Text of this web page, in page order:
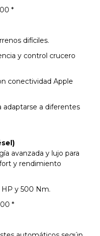
*
difíciles.
y control crucero
conectividad Apple
adaptarse a diferentes
avanzada y lujo para
y rendimiento
HP y 500 Nm.
*